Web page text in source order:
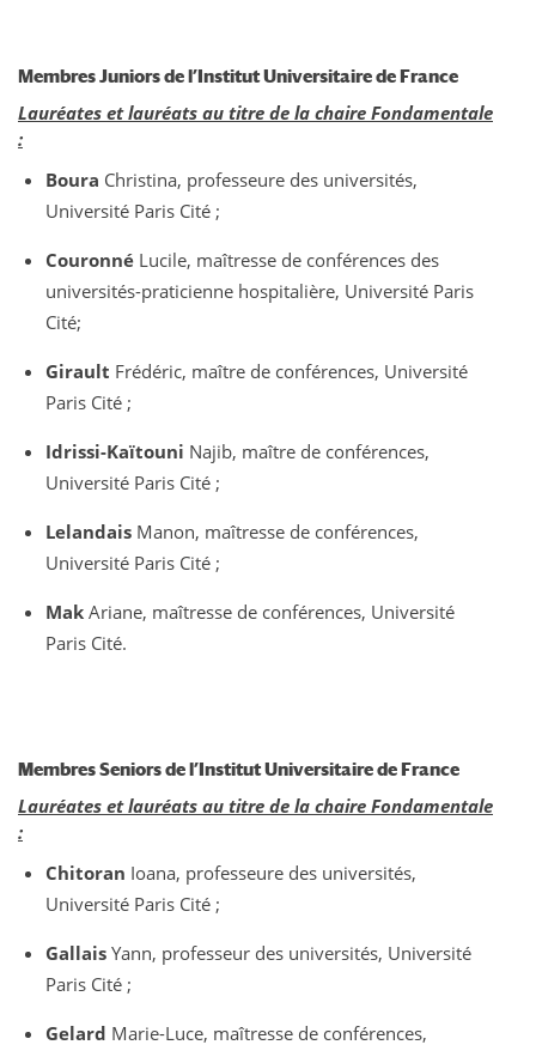
Membres Juniors de l’Institut Universitaire de France
Lauréates et lauréats au titre de la chaire Fondamentale
:
Boura Christina, professeure des universités,
Université Paris Cité ;
CouronnéLucile, maîtresse de conférences des
universités-praticienne hospitalière, Université Paris
Cité;
Girault Frédéric, maître de conférences, Université
Paris Cité ;
Idrissi-Kaïtouni Najib, maître de conférences,
Université Paris Cité ;
LelandaisManon, maîtresse de conférences,
Université Paris Cité ;
MakAriane, maîtresse de conférences, Université
Paris Cité.
Membres Seniorsde l’Institut Universitaire de France
Lauréates et lauréats au titre de la chaire Fondamentale
:
Chitoran Ioana, professeure des universités,
Université Paris Cité ;
GallaisYann, professeur des universités, Université
Paris Cité ;
Gelard Marie-Luce, maîtresse de conférences,